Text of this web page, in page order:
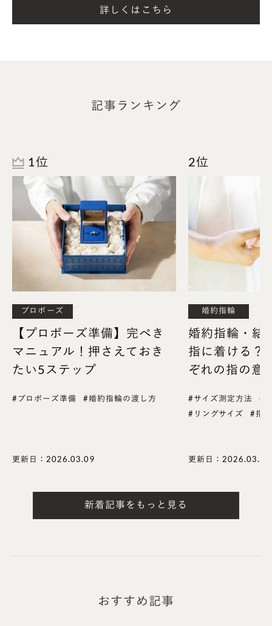
イギリス式（2023年6月30日）
英語で日付を刻印する場合は、様々な表記が使用でき
1st、2nd、3rd、これより後にはthを付けますが、th
は省略することも可能です。
英語表記はアメリカ式とイギリス式でルールが異な
り、アメリカ式は月・日の順で記し、日の後にカンマ
を付けます。一方イギリス式は日・月の順で記し、日
の後のカンマは不要です。
英語の月表記一覧
1月：January（Jan.）
2月：February（Feb.）
3月：March（Mar.）
5月：May（May）
8月：August（Aug.）
10月：October（Oct.）
11月：November（Nov.）
詳しくはこちら
記事ランキング
1位
プロポーズ
【プロポーズ準備】完ぺき
マニュアル！押さえておき
たい5ステップ
#プロポーズ準備 #婚約指輪の渡し方
更新日：2026.03.09
2位
婚約指輪
婚約指輪・結
指に着ける？
ぞれの指の意
#サイズ測定方法
#
#リングサイズ
#指
更新日：2026.03.09
新着記事をもっと見る
おすすめ記事